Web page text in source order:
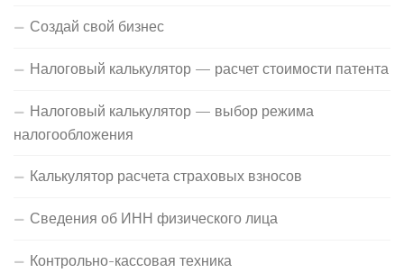
Создай свой бизнес
Налоговый калькулятор — расчет стоимости патента
Налоговый калькулятор — выбор режима
налогообложения
Калькулятор расчета страховых взносов
Сведения об ИНН физического лица
Контрольно-кассовая техника